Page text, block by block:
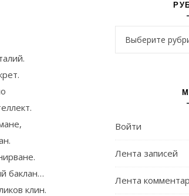
баклан…
клин.
Войти
Лента записей
Лента